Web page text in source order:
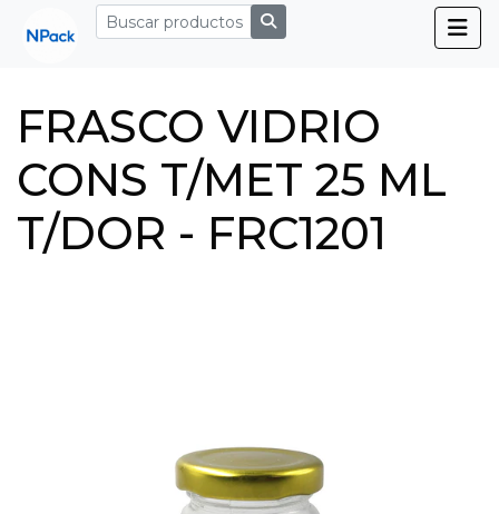
FRASCO VIDRIO
CONS T/MET 25 ML
T/DOR - FRC1201